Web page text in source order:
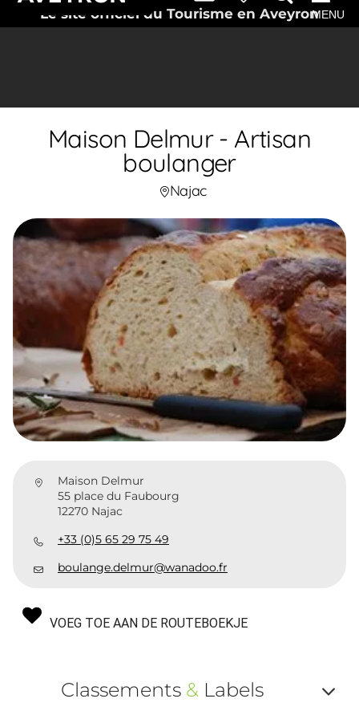
Le site officiel du Tourisme en AveyronMENU
Maison Delmur - Artisan
boulanger
Najac
Maison Delmur
55 place du Faubourg
12270 Najac
+33 (0)5 65 29 75 49
boulange.delmur@wanadoo.fr
VOEG TOE AAN DE ROUTEBOEKJE
Classements &Labels